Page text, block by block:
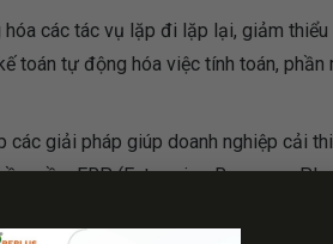
các tác vụ lặp đi lặp lại, giảm
toán tự động hóa việc tính toán, phần
các giải pháp giúp doanh nghiệp cải
mềm ERP (Enterprise Resource